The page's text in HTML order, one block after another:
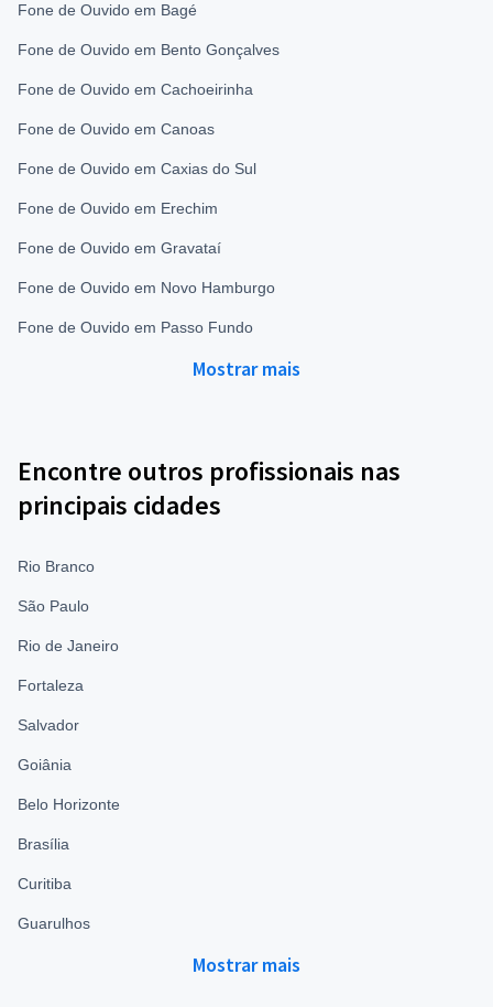
Fone de Ouvido em Bagé
Fone de Ouvido em Bento Gonçalves
Fone de Ouvido em Cachoeirinha
Fone de Ouvido em Canoas
Fone de Ouvido em Caxias do Sul
Fone de Ouvido em Erechim
Fone de Ouvido em Gravataí
Fone de Ouvido em Novo Hamburgo
Fone de Ouvido em Passo Fundo
Mostrar mais
Encontre outros profissionais nas
principais cidades
Rio Branco
São Paulo
Rio de Janeiro
Fortaleza
Salvador
Goiânia
Belo Horizonte
Brasília
Curitiba
Guarulhos
Mostrar mais